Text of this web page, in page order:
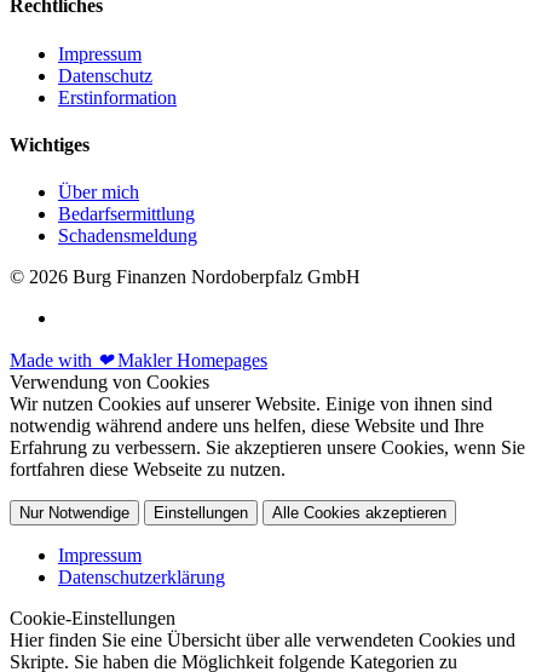
Rechtliches
Impressum
Datenschutz
Erstinformation
Wichtiges
Über mich
Bedarfsermittlung
Schadensmeldung
© 2026 Burg Finanzen Nordoberpfalz GmbH
Made with ❤Makler Homepages
Verwendung von Cookies
Wir nutzen Cookies auf unserer Website. Einige von ihnen sind
notwendig während andere uns helfen, diese Website und Ihre
Erfahrung zu verbessern. Sie akzeptieren unsere Cookies, wenn Sie
fortfahren diese Webseite zu nutzen.
Nur Notwendige Einstellungen Alle Cookies akzeptieren
Impressum
Datenschutzerklärung
Cookie-Einstellungen
Hier finden Sie eine Übersicht über alle verwendeten Cookies und
Skripte. Sie haben die Möglichkeit folgende Kategorien zu